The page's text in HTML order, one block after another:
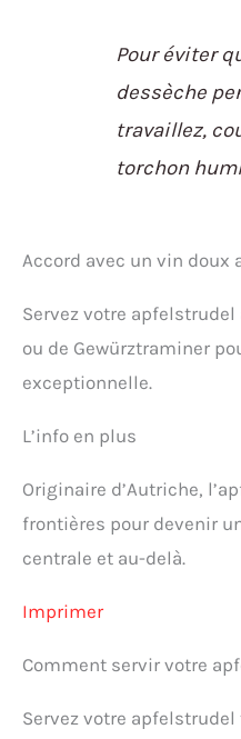
Pour éviter
dessèche
travaillez,
torchon
Accord avec un vin doux
Servez votre
ou de Gewürztraminer
exceptionnelle.
L’info en plus
Originaire d’Autriche,
frontières pour devenir
centrale et au-delà.
Imprimer
Comment servir votre
Servez votre